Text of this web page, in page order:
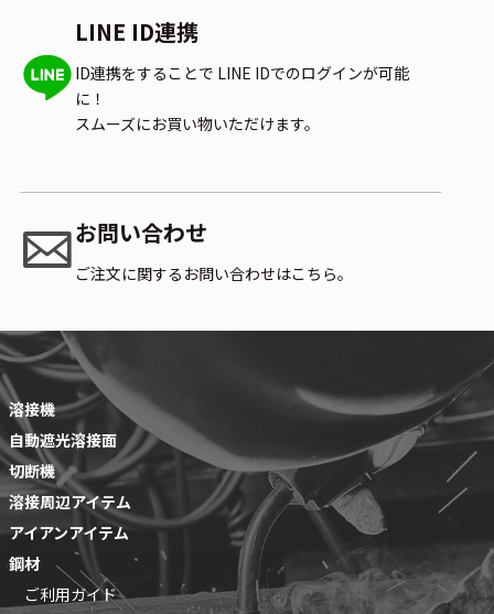
LINE ID連携
ID連携をすることで LINE IDでのログインが可能
に！
スムーズにお買い物いただけます。
お問い合わせ
ご注文に関するお問い合わせはこちら。
溶接機
自動遮光溶接面
切断機
溶接周辺アイテム
アイアンアイテム
鋼材
ご利用ガイド